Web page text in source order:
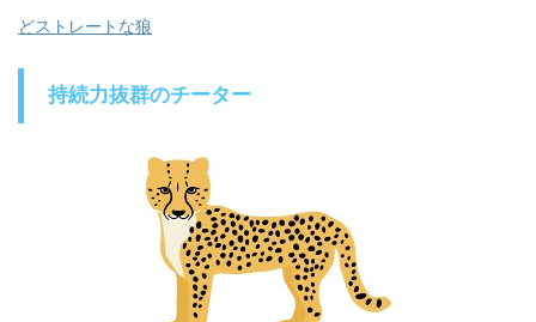
どストレートな狼
持続力抜群のチーター